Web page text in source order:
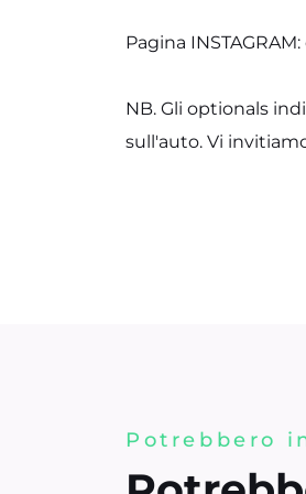
Pagina
NB. Gli optionals
sull'auto. Vi
Potrebbero